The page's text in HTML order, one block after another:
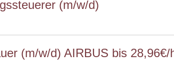
(m/w/d)
(m/w/d) AIRBUS bis 28,96€/